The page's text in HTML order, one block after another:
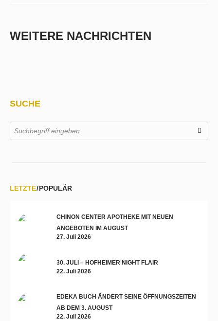
WEITERE NACHRICHTEN
SUCHE
LETZTE POPULÄR
CHINON CENTER APOTHEKE MIT NEUEN
ANGEBOTEN IM AUGUST
27. Juli 2026
30. JULI – HOFHEIMER NIGHT FLAIR
22. Juli 2026
EDEKA BUCH ÄNDERT SEINE ÖFFNUNGSZEITEN
AB DEM 3. AUGUST
22. Juli 2026